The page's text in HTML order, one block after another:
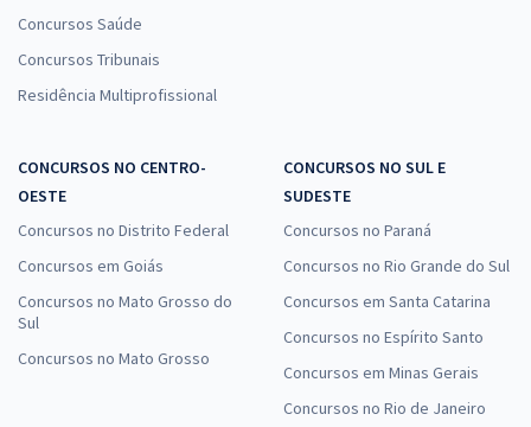
Concursos Saúde
Concursos Tribunais
Residência Multiprofissional
CONCURSOS NO CENTRO-
OESTE
Concursos no Distrito Federal
Concursos em Goiás
Concursos no Mato Grosso do
Sul
Concursos no Mato Grosso
CONCURSOS NO SUL E
SUDESTE
Concursos no Paraná
Concursos no Rio Grande do Sul
Concursos em Santa Catarina
Concursos no Espírito Santo
Concursos em Minas Gerais
Concursos no Rio de Janeiro